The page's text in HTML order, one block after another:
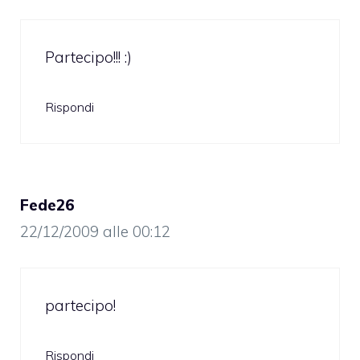
Partecipo!!! :)
Rispondi
Fede26
22/12/2009 alle 00:12
partecipo!
Rispondi